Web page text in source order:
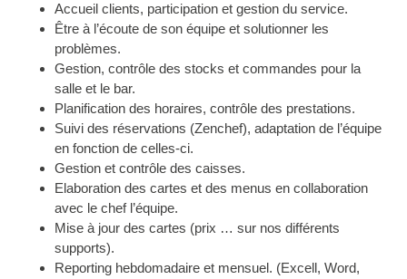
Accueil clients, participation et gestion du service.
Être à l’écoute de son équipe et solutionner les
problèmes.
Gestion, contrôle des stocks et commandes pour la
salle et le bar.
Planification des horaires, contrôle des prestations.
Suivi des réservations (Zenchef), adaptation de l’équipe
en fonction de celles-ci.
Gestion et contrôle des caisses.
Elaboration des cartes et des menus en collaboration
avec le chef l’équipe.
Mise à jour des cartes (prix … sur nos différents
supports).
Reporting hebdomadaire et mensuel. (Excell, Word,